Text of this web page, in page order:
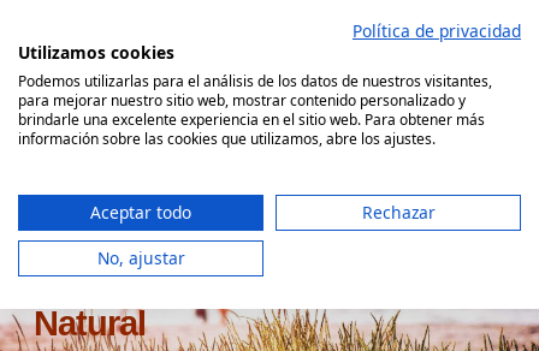
contenido
Comparador Seguro Decesos
Seguro de decesos Fiatc Prima
Natural
Política de privacidad
Utilizamos cookies
Podemos utilizarlas para el análisis de los datos de nuestros visitantes,
para mejorar nuestro sitio web, mostrar contenido personalizado y
brindarle una excelente experiencia en el sitio web. Para obtener más
información sobre las cookies que utilizamos, abre los ajustes.
Aceptar todo
Rechazar
No, ajustar